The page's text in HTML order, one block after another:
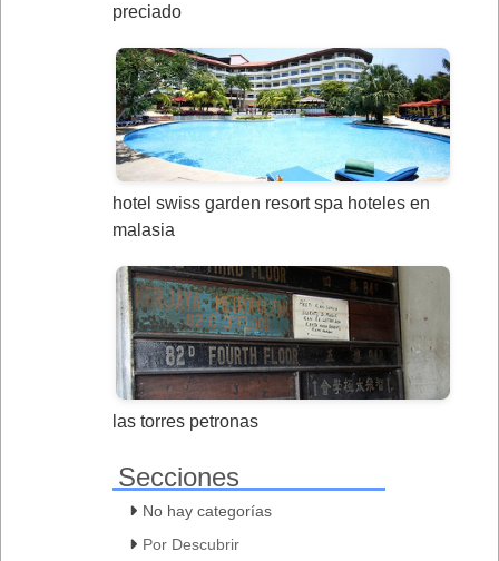
preciado
hotel swiss garden resort spa hoteles en
malasia
las torres petronas
Secciones
No hay categorías
Por Descubrir